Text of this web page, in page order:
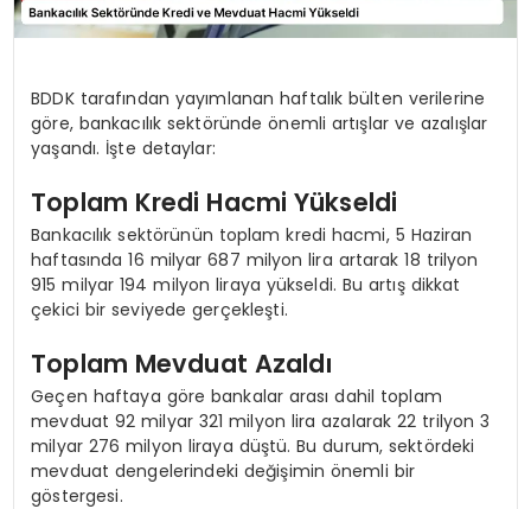
BDDK tarafından yayımlanan haftalık bülten verilerine
göre, bankacılık sektöründe önemli artışlar ve azalışlar
yaşandı. İşte detaylar:
Toplam Kredi Hacmi Yükseldi
Bankacılık sektörünün toplam kredi hacmi, 5 Haziran
haftasında 16 milyar 687 milyon lira artarak 18 trilyon
915 milyar 194 milyon liraya yükseldi. Bu artış dikkat
çekici bir seviyede gerçekleşti.
Toplam Mevduat Azaldı
Geçen haftaya göre bankalar arası dahil toplam
mevduat 92 milyar 321 milyon lira azalarak 22 trilyon 3
milyar 276 milyon liraya düştü. Bu durum, sektördeki
mevduat dengelerindeki değişimin önemli bir
göstergesi.